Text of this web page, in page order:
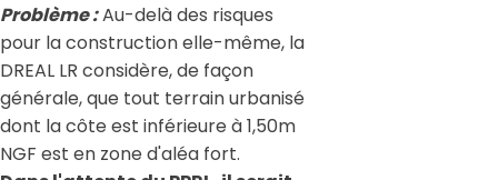
Problème :Au-delà des risques
pour la construction elle-même, la
DREAL LR considère, de façon
générale, que tout terrain urbanisé
dont la côte est inférieure à 1,50m
NGF est en zone d'aléa fort.